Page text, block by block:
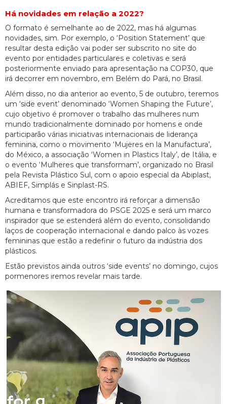
Há novidades em relação a 2022?
O formato é semelhante ao de 2022, mas há algumas
novidades, sim. Por exemplo, o ‘Position Statement’ que
resultar desta edição vai poder ser subscrito no site do
evento por entidades particulares e coletivas e será
posteriormente enviado para apresentação na COP30, que
irá decorrer em novembro, em Belém do Pará, no Brasil.
Além disso, no dia anterior ao evento, 5 de outubro, teremos
um ‘side event’ denominado ‘Women Shaping the Future’,
cujo objetivo é promover o trabalho das mulheres num
mundo tradicionalmente dominado por homens e onde
participarão várias iniciativas internacionais de liderança
feminina, como o movimento ‘Mujeres en la Manufactura’,
do México, a associação ‘Women in Plastics Italy’, de Itália, e
o evento ‘Mulheres que transformam’, organizado no Brasil
pela Revista Plástico Sul, com o apoio especial da Abiplast,
ABIEF, Simplás e Sinplast-RS.
Acreditamos que este encontro irá reforçar a dimensão
humana e transformadora do PSGE 2025 e será um marco
inspirador que se estenderá além do evento, consolidando
laços de cooperação internacional e dando palco às vozes
femininas que estão a redefinir o futuro da indústria dos
plásticos.
Estão previstos ainda outros ‘side events’ no domingo, cujos
pormenores iremos revelar mais tarde.